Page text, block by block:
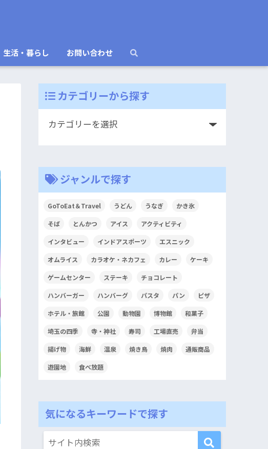
生活・暮らし お問い合わせ
カテゴリーから探す
ジャンルで探す
GoToEat＆Travel うどん うなぎ かき氷
そば とんかつ アイス アクティビティ
インタビュー インドアスポーツ エスニック
オムライス カラオケ・ネカフェ カレー ケーキ
ゲームセンター ステーキ チョコレート
ハンバーガー ハンバーグ パスタ パン ピザ
ホテル・旅館 公園 動物園 博物館 和菓子
埼玉の四季 寺・神社 寿司 工場直売 弁当
揚げ物 海鮮 温泉 焼き鳥 焼肉 通販商品
遊園地 食べ放題
気になるキーワードで探す